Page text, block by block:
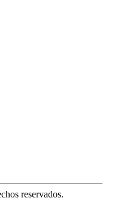
reservados.